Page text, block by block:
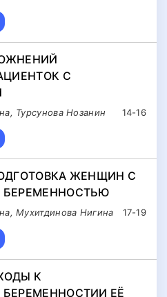
С
14-16
Турсунова Нозанин
ЖЕНЩИН С
17-19
Мухитдинова Нигина
К
ЕЁ